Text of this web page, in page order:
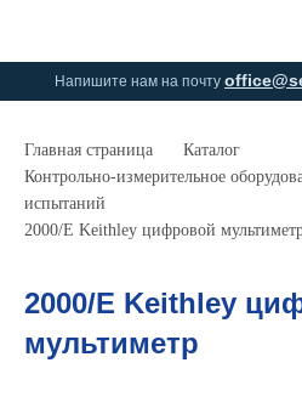
Напишите нам на почту
Главная страница
Каталог
Контрольно-измерительное
испытаний
2000/E Keithley цифровой
2000/E Keithley
мультиметр